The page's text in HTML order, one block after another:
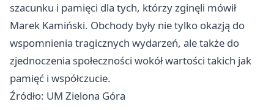
szacunku i pamięci dla tych, którzy zginęli mówił
Marek Kamiński. Obchody były nie tylko okazją do
wspomnienia tragicznych wydarzeń, ale także do
zjednoczenia społeczności wokół wartości takich jak
pamięć i współczucie.
Źródło: UM Zielona Góra